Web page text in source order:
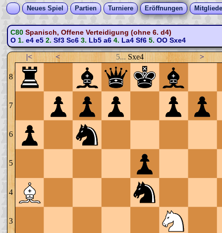
Neues Spiel Partien Turniere Eröffnungen
C80 Spanisch, Offene Verteidigung (ohne 6. d4)
O1. e4 e52. Sf3 Sc63. Lb5 a64. La4 Sf65. OO Sxe4
|< < 5... Sxe4 >
8
7
6
5
4
3